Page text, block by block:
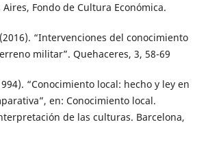
Fondo de Cultura Económica.
(2016). “Intervenciones del conocimiento
militar”. Quehaceres, 3, 58-69
“Conocimiento local: hecho y ley en
en: Conocimiento local.
de las culturas. Barcelona,